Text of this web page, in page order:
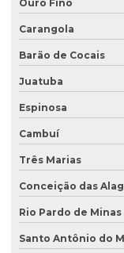
Licenciamento
Licenciamento
Licenciamento
Licenciamento
Licenciamento
Licenciamento
Licenciamento
Licenciamento
Ouro Fino
Carangola
Barão de Cocais
Juatuba
Espinosa
Cambuí
Três Marias
Conceição das
Rio Pardo de Minas
Santo Antônio do